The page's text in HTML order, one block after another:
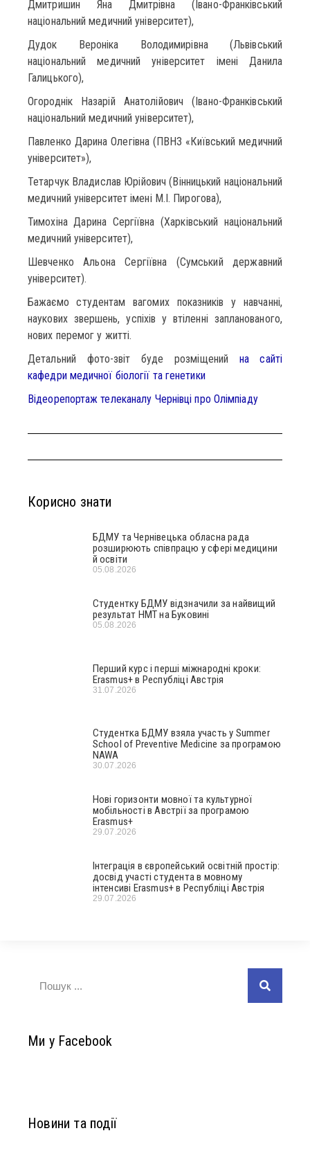
Дмитришин Яна Дмитрівна (Івано-Франківський
національний медичний університет),
Дудок Вероніка Володимирівна (Львівський
національний медичний університет імені Данила
Галицького),
Огороднік Назарій Анатолійович (Івано-Франківський
національний медичний університет),
Павленко Дарина Олегівна (ПВНЗ «Київський медичний
університет»),
Тетарчук Владислав Юрійович (Вінницький національний
медичний університет імені М.І. Пирогова),
Тимохіна Дарина Сергіївна (Харківський національний
медичний університет),
Шевченко Альона Сергіївна (Сумський державний
університет).
Бажаємо студентам вагомих показників у навчанні,
наукових звершень, успіхів у втіленні запланованого,
нових перемог у житті.
Детальний фото-звіт буде розміщений на сайті
кафедри медичної біології та генетики
Відеорепортаж телеканалу Чернівці про Олімпіаду
Корисно знати
БДМУ та Чернівецька обласна рада
розширюють співпрацю у сфері медицини
й освіти
05.08.2026
Студентку БДМУ відзначили за найвищий
результат НМТ на Буковині
05.08.2026
Перший курс і перші міжнародні кроки:
Erasmus+ в Республіці Австрія
31.07.2026
Студентка БДМУ взяла участь у Summer
School of Preventive Medicine за програмою
NAWA
30.07.2026
Нові горизонти мовної та культурної
мобільності в Австрії за програмою
Erasmus+
29.07.2026
Інтеграція в європейський освітній простір:
досвід участі студента в мовному
інтенсиві Erasmus+ в Республіці Австрія
29.07.2026
Ми у Facebook
Новини та події